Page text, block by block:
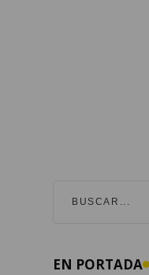
EN PORTADA